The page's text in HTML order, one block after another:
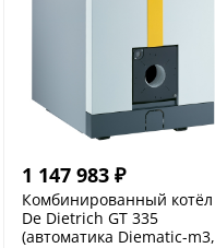
1 147 983 ₽
Комбинированный котёл
De Dietrich GT 335
(автоматика Diematic-m3,